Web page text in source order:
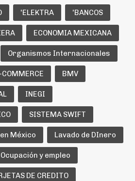
'ELEKTRA 'BANCOS
ECONOMIA MEXICANA
Organismos Internacionales
COMMERCE BMV
INEGI
SISTEMA SWIFT
México Lavado de DInero
Ocupación y empleo
DE CREDITO